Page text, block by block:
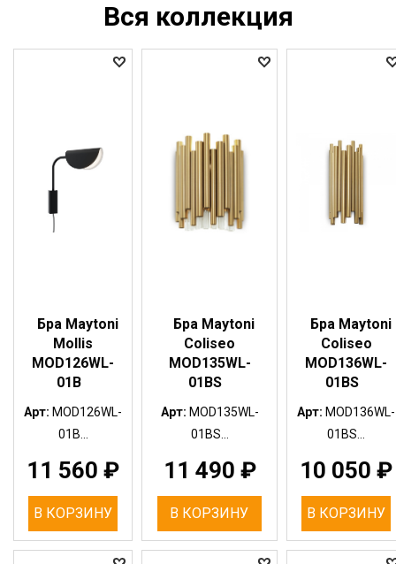
Вся коллекция
Бра Maytoni
Mollis
MOD126WL-
01B
Арт: MOD126WL-
01B...
11 560 ₽
В КОРЗИНУ
Бра Maytoni
Coliseo
MOD135WL-
01BS
Арт: MOD135WL-
01BS...
11 490 ₽
В КОРЗИНУ
Бра Maytoni
Coliseo
MOD136WL-
01BS
Арт: MOD136WL-
01BS...
10 050 ₽
В КОРЗИНУ